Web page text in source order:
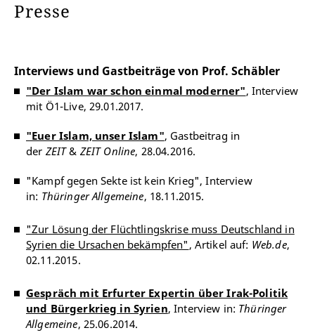
Presse
Interviews und Gastbeiträge von Prof. Schäbler
"Der Islam war schon einmal moderner", Interview
mit Ö1-Live, 29.01.2017.
"Euer Islam, unser Islam", Gastbeitrag in
der ZEIT& ZEIT Online, 28.04.2016.
"Kampf gegen Sekte ist kein Krieg", Interview
in: Thüringer Allgemeine, 18.11.2015.
"Zur Lösung der Flüchtlingskrise muss Deutschland in
Syrien die Ursachen bekämpfen" , Artikel auf: Web.de,
02.11.2015.
Gespräch mit Erfurter Expertin über Irak-Politik
und Bürgerkrieg in Syrien, Interview in: Thüringer
Allgemeine, 25.06.2014.